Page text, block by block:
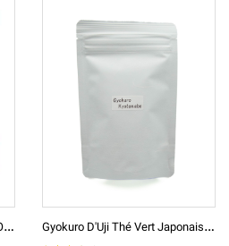
M
Atcha Nomikoto Kirishima BIO* Thé Vert Japonais Broyé En Poudre G
Yokuro D'Uji Thé Vert Japonais D'exception